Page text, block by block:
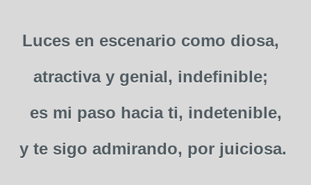
Luces en escenario como diosa,
atractiva y genial, indefinible;
es mi paso hacia ti, indetenible,
y te sigo admirando, por juiciosa.